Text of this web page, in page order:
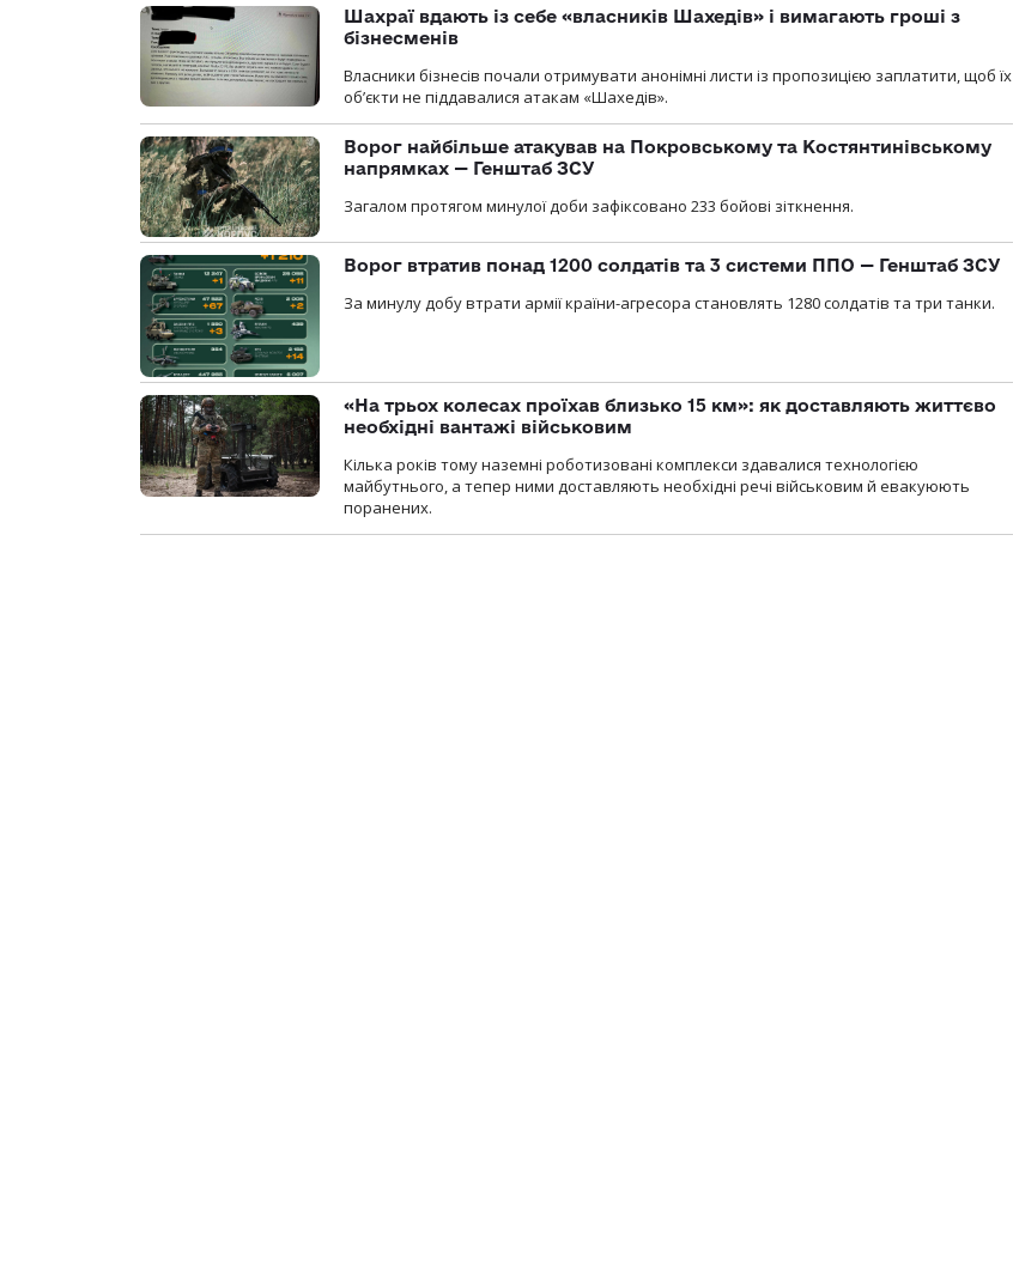
Шахраї вдають із себе «власників Шахедів» і вимагають гроші з
бізнесменів
Власники бізнесів почали отримувати анонімні листи із пропозицією заплатити, щоб їх
об’єкти не піддавалися атакам «Шахедів».
Ворог найбільше атакував на Покровському та Костянтинівському
напрямках — Генштаб ЗСУ
Загалом протягом минулої доби зафіксовано 233 бойові зіткнення.
Ворог втратив понад 1200 солдатів та 3 системи ППО — Генштаб ЗСУ
За минулу добу втрати армії країни-агресора становлять 1280 солдатів та три танки.
«На трьох колесах проїхав близько 15 км»: як доставляють життєво
необхідні вантажі військовим
Кілька років тому наземні роботизовані комплекси здавалися технологією
майбутнього, а тепер ними доставляють необхідні речі військовим й евакуюють
поранених.